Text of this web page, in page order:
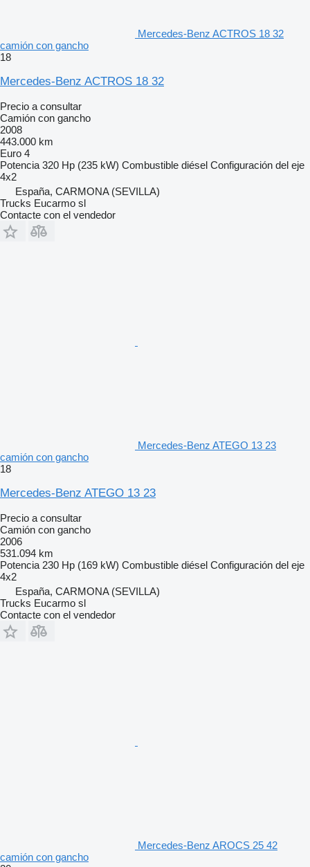
Mercedes-Benz ACTROS 18 32
camión con gancho
18
Mercedes-Benz ACTROS 18 32
Precio a consultar
Camión con gancho
2008
443.000 km
Euro 4
Potencia 320 Hp (235 kW) Combustible diésel Configuración del eje
4x2
España, CARMONA (SEVILLA)
Trucks Eucarmo sl
Contacte con el vendedor
Mercedes-Benz ATEGO 13 23
camión con gancho
18
Mercedes-Benz ATEGO 13 23
Precio a consultar
Camión con gancho
2006
531.094 km
Potencia 230 Hp (169 kW) Combustible diésel Configuración del eje
4x2
España, CARMONA (SEVILLA)
Trucks Eucarmo sl
Contacte con el vendedor
Mercedes-Benz AROCS 25 42
camión con gancho